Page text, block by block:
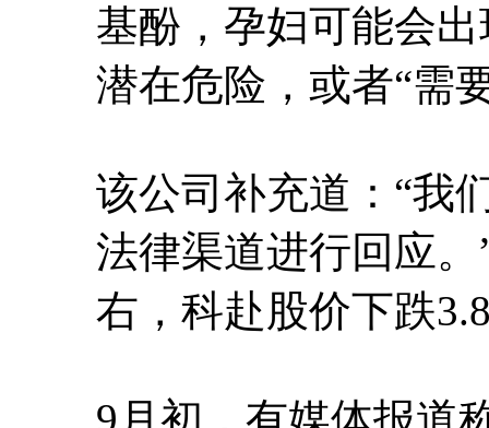
基酚，孕妇可能会
潜在危险，或者“需
该公司补充道：“我
法律渠道进行回应
右，科赴股价下跌
9月初，有媒体报道